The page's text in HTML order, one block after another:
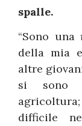
spalle.
“Sono una
della mia
altre
si sono
difficile